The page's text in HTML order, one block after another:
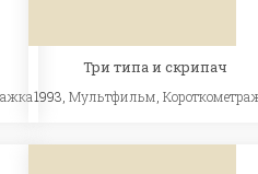
Три типа и скрипач
1993,Мультфильм,